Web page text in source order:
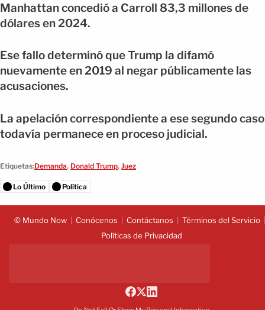
Manhattan concedió a Carroll 83,3 millones de
dólares en 2024.
Ese fallo determinó que Trump la difamó
nuevamente en 2019 al negar públicamente las
acusaciones.
La apelación correspondiente a ese segundo caso
todavía permanece en proceso judicial.
Etiquetas:Demanda, Donald Trump, Juez
Lo Último Política
© Mundo Now Conócenos Contáctanos
Términos del Servicio
Políticas de Privacidad